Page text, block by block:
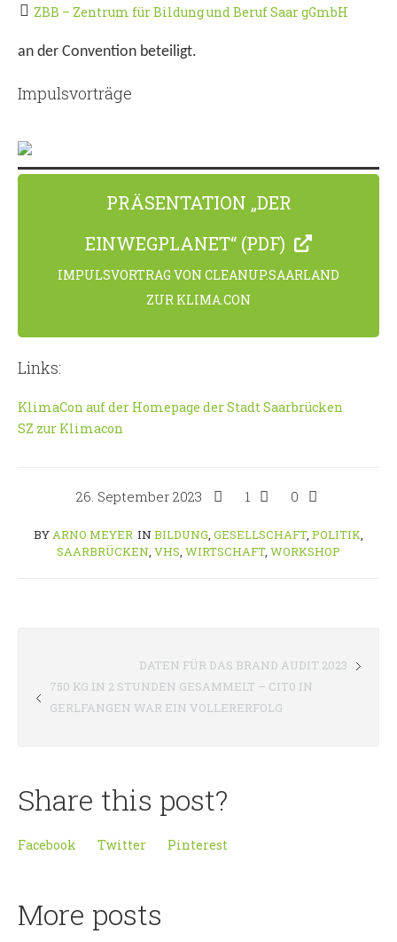
ZBB – Zentrum für Bildung und Beruf Saar gGmbH
an der Convention beteiligt.
Impulsvorträge
PRÄSENTATION „DER
EINWEGPLANET“ (PDF)
IMPULSVORTRAG VON CLEANUP.SAARLAND
ZUR KLIMA.CON
Links:
KlimaCon auf der Homepage der Stadt Saarbrücken
SZ zur Klimacon
26. September 2023 1 0
BYARNO MEYER IN BILDUNG, GESELLSCHAFT, POLITIK,
SAARBRÜCKEN, VHS, WIRTSCHAFT, WORKSHOP
DATEN FÜR DAS BRAND AUDIT 2023
750 KG IN 2 STUNDEN GESAMMELT – CIT0 IN
GERLFANGEN WAR EIN VOLLERERFOLG
Share this post?
Facebook Twitter Pinterest
More posts